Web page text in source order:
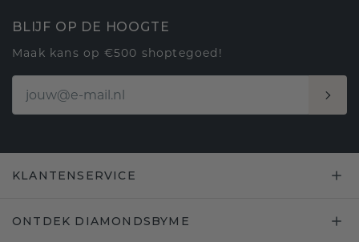
BLIJF OP DE HOOGTE
Maak kans op €500 shoptegoed!
KLANTENSERVICE
ONTDEK DIAMONDSBYME